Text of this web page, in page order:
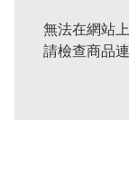
無法在網站
請檢查商品